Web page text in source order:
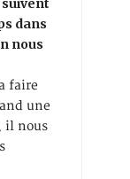
suivent
dans
nous
faire
une
il nous